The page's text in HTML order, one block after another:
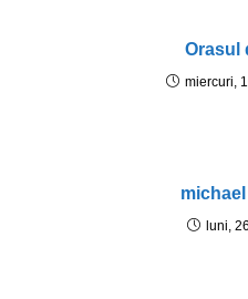
Orasul
miercuri,
luni,